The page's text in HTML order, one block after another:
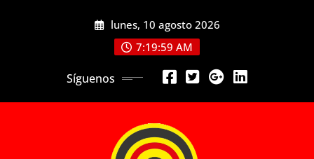
lunes, 10 agosto 2026
7:20:01 AM
Síguenos